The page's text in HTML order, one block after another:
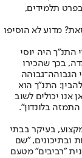
תלמידים,
מדוע לא הוסיפו
היה יוסי
בכך שהכירו
הגבוהה־גבוהה
התנ"ך הוא
אנו יכולים לשוב
בלונדון".
בעיקר בבתי
ובתיכונים, "שם
"רביבים" מטעם